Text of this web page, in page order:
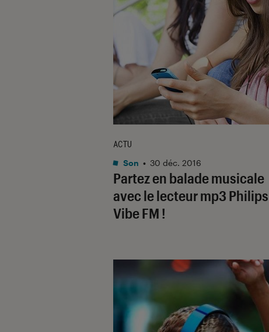
Partez en balade musicale
avec le lecteur mp3 Philips
Vibe FM !
ACTU
Son • 30 déc. 2016